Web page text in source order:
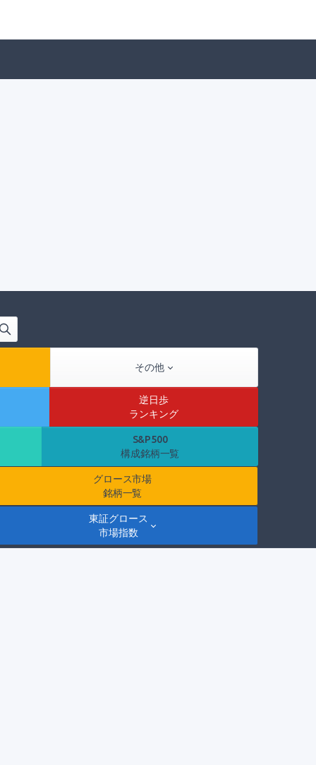
その他
逆日歩
ランキング
S&P500
構成銘柄一覧
グロース市場
銘柄一覧
東証グロース
市場指数